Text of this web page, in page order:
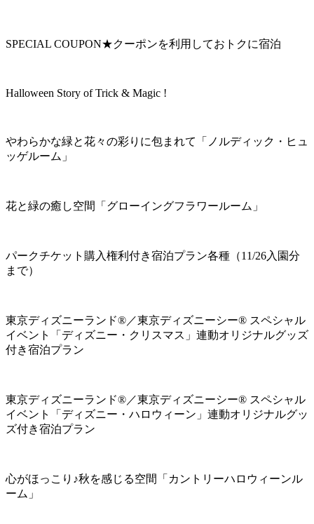
SPECIAL COUPON★クーポンを利用しておトクに宿泊
Halloween Story of Trick & Magic !
やわらかな緑と花々の彩りに包まれて「ノルディック・ヒュ
ッゲルーム」
花と緑の癒し空間「グローイングフラワールーム」
パークチケット購入権利付き宿泊プラン各種（11/26入園分
まで）
東京ディズニーランド®／東京ディズニーシー® スペシャル
イベント「ディズニー・クリスマス」連動オリジナルグッズ
付き宿泊プラン
東京ディズニーランド®／東京ディズニーシー® スペシャル
イベント「ディズニー・ハロウィーン」連動オリジナルグッ
ズ付き宿泊プラン
心がほっこり♪秋を感じる空間「カントリーハロウィーンル
ーム」